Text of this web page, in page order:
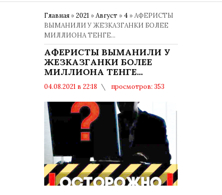
Главная »2021 »Август »4 » АФЕРИСТЫ
ВЫМАНИЛИ У ЖЕЗКАЗГАНКИ БОЛЕЕ
МИЛЛИОНА ТЕНГЕ...
АФЕРИСТЫ ВЫМАНИЛИ У
ЖЕЗКАЗГАНКИ БОЛЕЕ
МИЛЛИОНА ТЕНГЕ...
04.08.2021 в 22:18
просмотров: 353